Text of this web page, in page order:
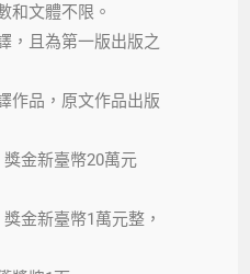
和文體不限。
，且為第一版出版之
作品，原文作品出版
金新臺幣20萬元
金新臺幣1萬元整，